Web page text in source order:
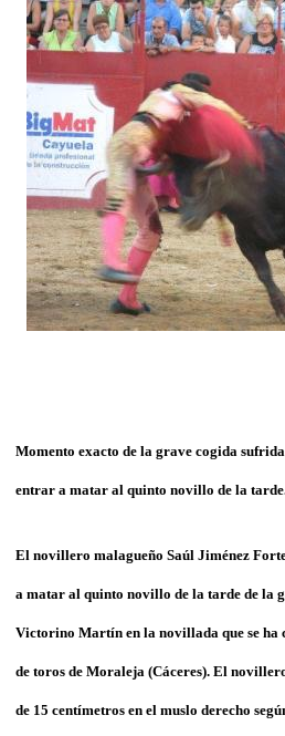
Momento exacto de la grave cogida
entrar a matar al quinto novillo de la
El novillero malagueño Saúl Jiménez
a matar al quinto novillo de la tarde de la
Victorino Martín en la novillada que se ha
de toros de Moraleja (Cáceres). El
de 15 centímetros en el muslo derecho